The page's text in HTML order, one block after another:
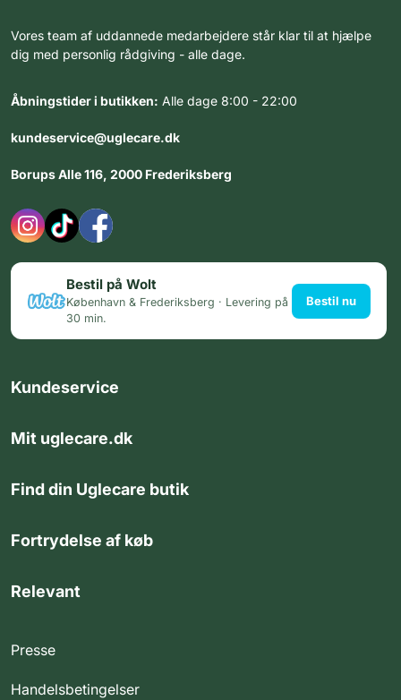
Vores team af uddannede medarbejdere står klar til at hjælpe
dig med personlig rådgiving - alle dage.
Åbningstider i butikken: Alle dage 8:00 - 22:00
kundeservice@uglecare.dk
Borups Alle 116, 2000 Frederiksberg
Bestil på Wolt
København & Frederiksberg · Levering på
30 min.
Bestil nu
Kundeservice
Mit uglecare.dk
Find din Uglecare butik
Fortrydelse af køb
Relevant
Presse
Handelsbetingelser